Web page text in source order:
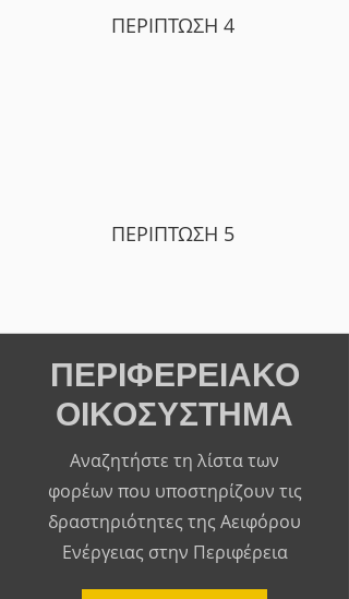
ΠΕΡΙΠΤΩΣΗ 4
ΠΕΡΙΠΤΩΣΗ 5
ΠΕΡΙΦΕΡΕΙΑΚΟ
ΟΙΚΟΣΥΣΤΗΜΑ
Αναζητήστε τη λίστα των
φορέων που υποστηρίζουν τις
δραστηριότητες της Αειφόρου
Ενέργειας στην Περιφέρεια